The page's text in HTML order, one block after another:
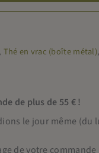
, Thé en vrac (boîte métal),
de plus de 55 € !
le jour même (du
de votre commande